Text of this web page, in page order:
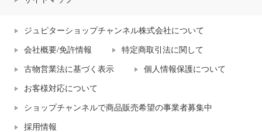
ジュピターショップチャンネル株式会社について
会社概要/免許情報 特定商取引法に関して
古物営業法に基づく表示 個人情報保護について
お客様対応について
ショップチャンネルで商品販売希望の事業者募集中
採用情報